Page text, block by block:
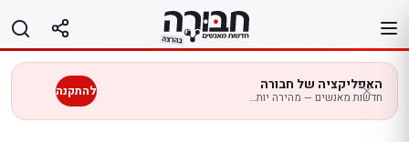
לתוכן
האפליקציה של חבורה
חדשות מאנשים — מהירה יותר בנייד להתקנה